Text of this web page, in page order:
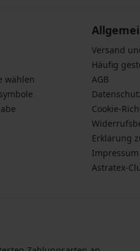
wählen
Versand
Häufig
AGB
Cookie-
Erklärung
Impressum
Astratex-